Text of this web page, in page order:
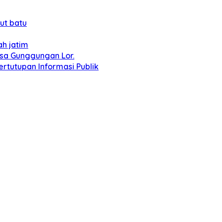
batu
jatim
Gunggungan Lor.
Informasi Publik